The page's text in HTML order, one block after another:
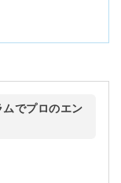
でプロのエン